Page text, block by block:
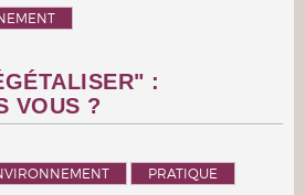
:
VOUS ?
PRATIQUE